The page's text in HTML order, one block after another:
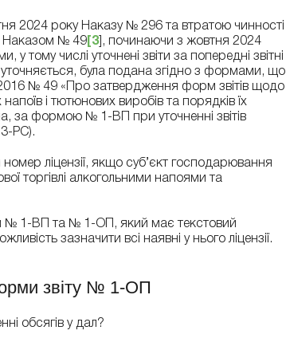
2024 року Наказу № 296 та втратою чинності
Наказом № 49 [3], починаючи з жовтня 2024
тому числі уточнені звіти за попередні звітні
уточняється, була подана згідно з формами, що
№ 49 «Про затвердження форм звітів щодо
і тютюнових виробів та порядків їх
за формою № 1-ВП при уточненні звітів
РС).
ліцензії, якщо суб’єкт господарювання
торгівлі алкогольними напоями та
№ 1-ВП та № 1-ОП, який має текстовий
зазначити всі наявні у нього ліцензії.
звіту № 1-ОП
обсягів у дал?